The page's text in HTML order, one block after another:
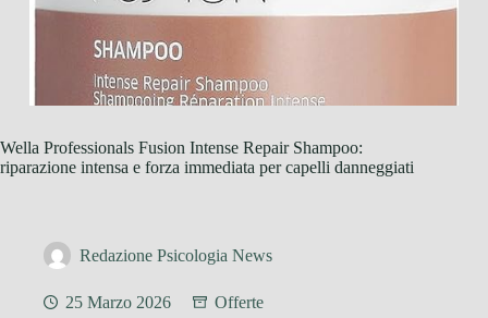
Wella Professionals Fusion Intense Repair Shampoo:
riparazione intensa e forza immediata per capelli danneggiati
Redazione Psicologia News
25 Marzo 2026 Offerte